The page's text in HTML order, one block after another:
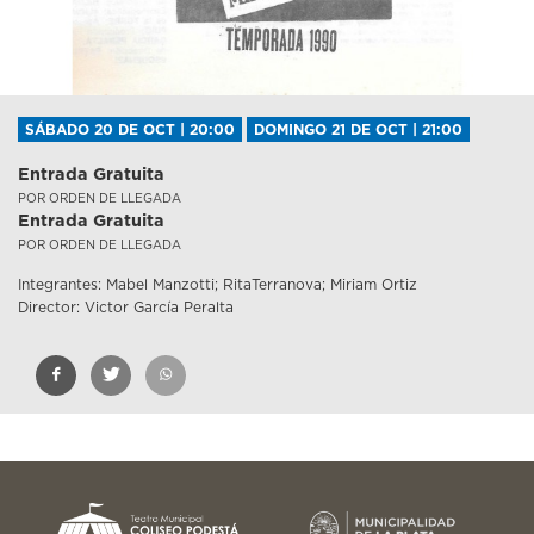
SÁBADO 20 DE OCT | 20:00 DOMINGO 21 DE OCT | 21:00
Entrada Gratuita
POR ORDEN DE LLEGADA
Entrada Gratuita
POR ORDEN DE LLEGADA
Integrantes: Mabel Manzotti; RitaTerranova; Miriam Ortiz
Director: Victor García Peralta